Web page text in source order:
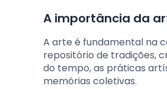
A importância da
A arte é fundamental na
repositório de tradições,
do tempo, as práticas
memórias coletivas.